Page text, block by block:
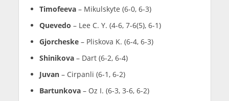
Timofeeva– Mikulskyte (6-0, 6-3)
Quevedo – Lee C. Y. (4-6, 7-6(5), 6-1)
Gjorcheske– Pliskova K. (6-4, 6-3)
Shinikova– Dart (6-2, 6-4)
Juvan– Cirpanli (6-1, 6-2)
Bartunkova– Oz I. (6-3, 3-6, 6-2)